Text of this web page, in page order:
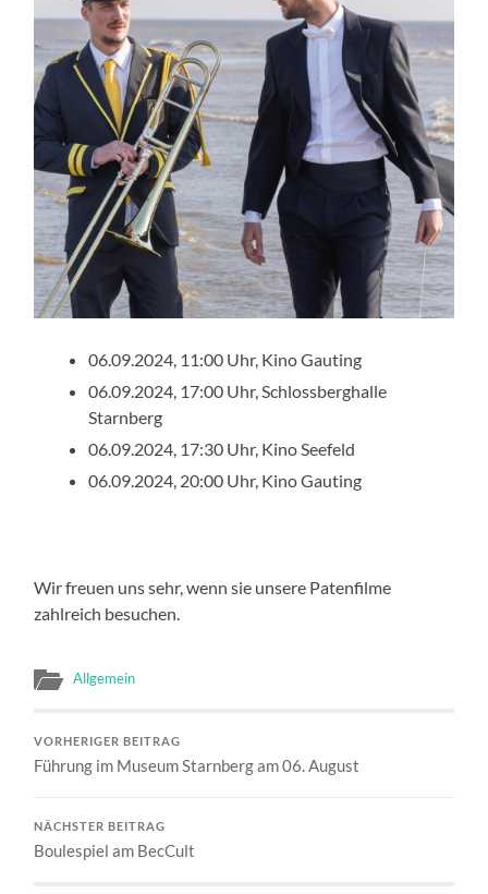
06.09.2024, 11:00 Uhr, Kino Gauting
06.09.2024, 17:00 Uhr, Schlossberghalle
Starnberg
06.09.2024, 17:30 Uhr, Kino Seefeld
06.09.2024, 20:00 Uhr, Kino Gauting
Wir freuen uns sehr, wenn sie unsere Patenfilme
zahlreich besuchen.
Allgemein
VORHERIGER BEITRAG
Führung im Museum Starnberg am 06. August
NÄCHSTER BEITRAG
Boulespiel am BecCult